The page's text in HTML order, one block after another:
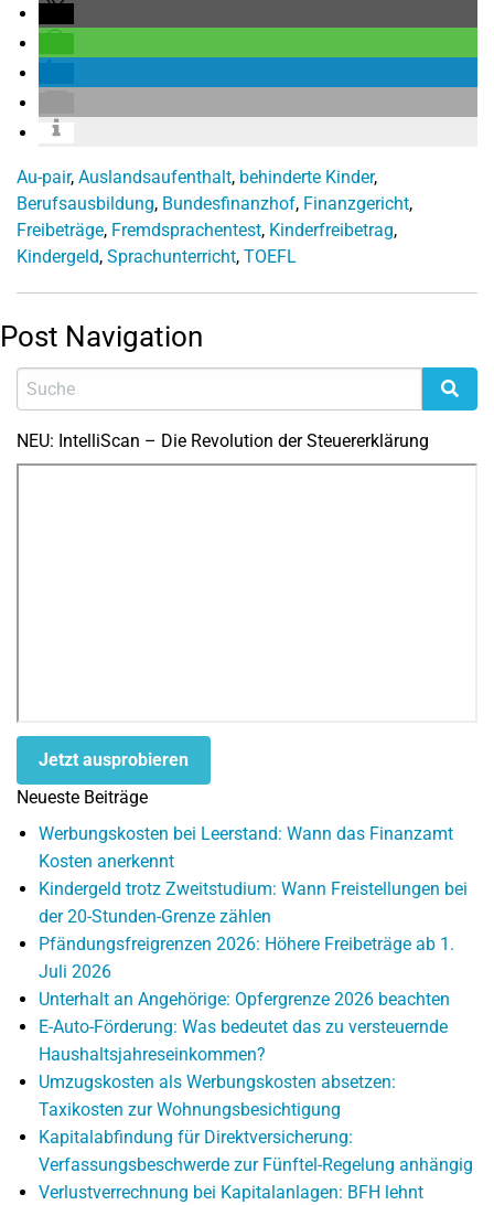
Au-pair, Auslandsaufenthalt, behinderte Kinder,
Berufsausbildung, Bundesfinanzhof, Finanzgericht,
Freibeträge, Fremdsprachentest, Kinderfreibetrag,
Kindergeld, Sprachunterricht, TOEFL
Post Navigation
NEU: IntelliScan – Die Revolution der Steuererklärung
Jetzt ausprobieren
Neueste Beiträge
Werbungskosten bei Leerstand: Wann das Finanzamt
Kosten anerkennt
Kindergeld trotz Zweitstudium: Wann Freistellungen bei
der 20-Stunden-Grenze zählen
Pfändungsfreigrenzen 2026: Höhere Freibeträge ab 1.
Juli 2026
Unterhalt an Angehörige: Opfergrenze 2026 beachten
E-Auto-Förderung: Was bedeutet das zu versteuernde
Haushaltsjahreseinkommen?
Umzugskosten als Werbungskosten absetzen:
Taxikosten zur Wohnungsbesichtigung
Kapitalabfindung für Direktversicherung:
Verfassungsbeschwerde zur Fünftel-Regelung anhängig
Verlustverrechnung bei Kapitalanlagen: BFH lehnt